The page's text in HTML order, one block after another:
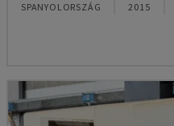
SPANYOLORSZÁG 2015